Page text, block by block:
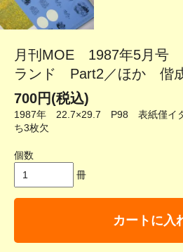
月刊MOE 1987年5月号
ランド Part2／ほか 偕
700円(税込)
1987年 22.7×29.7 P98 表紙僅イ
ち3枚欠
個数
冊
カートに入